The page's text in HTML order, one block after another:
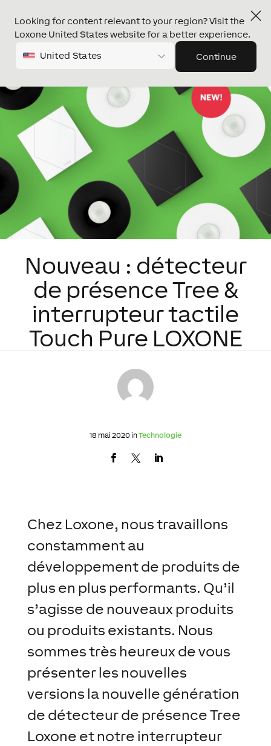
Looking for content relevant to your region? Visit the
Loxone United States website for a better experience.
United States Continue
Nouveau : détecteur
de présence Tree &
interrupteur tactile
Touch Pure LOXONE
18 mai 2020 inTechnologie
Chez Loxone, nous travaillons
constamment au
développement de produits de
plus en plus performants. Qu’il
s’agisse de nouveaux produits
ou produits existants. Nous
sommes très heureux de vous
présenter les nouvelles
versions la nouvelle génération
de détecteur de présence Tree
Loxone et notre interrupteur